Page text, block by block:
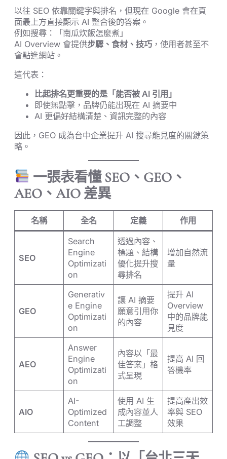
以往 SEO 依靠關鍵字與排名，但現在 Google 會在頁
面最上方直接顯示 AI 整合後的答案。
例如搜尋：「南瓜炊飯怎麼煮」
AI Overview 會提供步驟、食材、技巧，使用者甚至不
會點進網站。
這代表：
比起排名更重要的是「能否被 AI 引用」
即使無點擊，品牌仍能出現在 AI 摘要中
AI 更偏好結構清楚、資訊完整的內容
因此，GEO 成為台中企業提升 AI 搜尋能見度的關鍵策
略。
一張表看懂 SEO、GEO、
AEO、AIO 差異
名稱 全名 定義 作用
SEO
Search
Engine
Optimizati
on
透過內容、
標題、結構
優化提升搜
尋排名
增加自然流
量
GEO
Generativ
e Engine
Optimizati
on
讓 AI 摘要
願意引用你
的內容
提升 AI
Overview
中的品牌能
見度
AEO
Answer
Engine
Optimizati
on
內容以「最
佳答案」格
式呈現
提高 AI 回
答機率
AIO
AI-
Optimized
Content
使用 AI 生
成內容並人
工調整
提高產出效
率與 SEO
效果